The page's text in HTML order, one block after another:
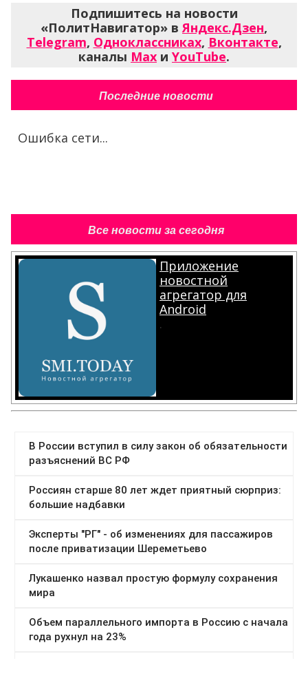
Подпишитесь на новости
«ПолитНавигатор» вЯндекс.Дзен,
Telegram, Одноклассниках, Вконтакте,
каналы Max и YouTube.
Последние новости
Ошибка сети...
Все новости за сегодня
Приложение
новостной
агрегатор для
Android
.